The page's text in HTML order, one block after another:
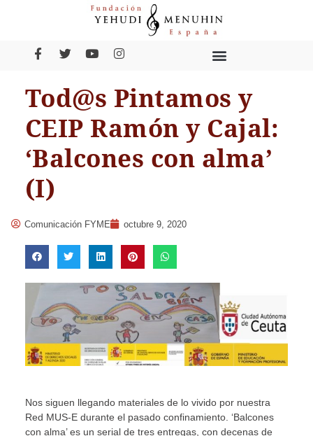
Tod@s Pintamos y
CEIP Ramón y Cajal:
‘Balcones con alma’
(I)
Comunicación FYME octubre 9, 2020
Nos siguen llegando materiales de lo vivido por nuestra
Red MUS-E durante el pasado confinamiento. ‘Balcones
con alma’ es un serial de tres entregas, con decenas de